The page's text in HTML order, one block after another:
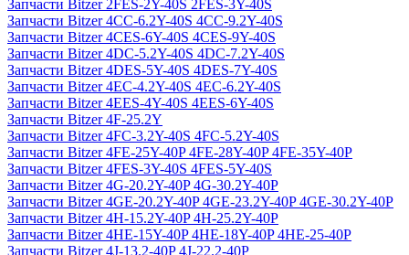
Запчасти Bitzer 2FES-2Y-40S 2FES-3Y-40S
Запчасти Bitzer 4CC-6.2Y-40S 4CC-9.2Y-40S
Запчасти Bitzer 4CES-6Y-40S 4CES-9Y-40S
Запчасти Bitzer 4DC-5.2Y-40S 4DC-7.2Y-40S
Запчасти Bitzer 4DES-5Y-40S 4DES-7Y-40S
Запчасти Bitzer 4EC-4.2Y-40S 4EC-6.2Y-40S
Запчасти Bitzer 4EES-4Y-40S 4EES-6Y-40S
Запчасти Bitzer 4F-25.2Y
Запчасти Bitzer 4FC-3.2Y-40S 4FC-5.2Y-40S
Запчасти Bitzer 4FE-25Y-40P 4FE-28Y-40P 4FE-35Y-40P
Запчасти Bitzer 4FES-3Y-40S 4FES-5Y-40S
Запчасти Bitzer 4G-20.2Y-40P 4G-30.2Y-40P
Запчасти Bitzer 4GE-20.2Y-40P 4GE-23.2Y-40P 4GE-30.2Y-40P
Запчасти Bitzer 4H-15.2Y-40P 4H-25.2Y-40P
Запчасти Bitzer 4HE-15Y-40P 4HE-18Y-40P 4HE-25-40P
Запчасти Bitzer 4J‐13.2-40P 4J‐22.2-40P